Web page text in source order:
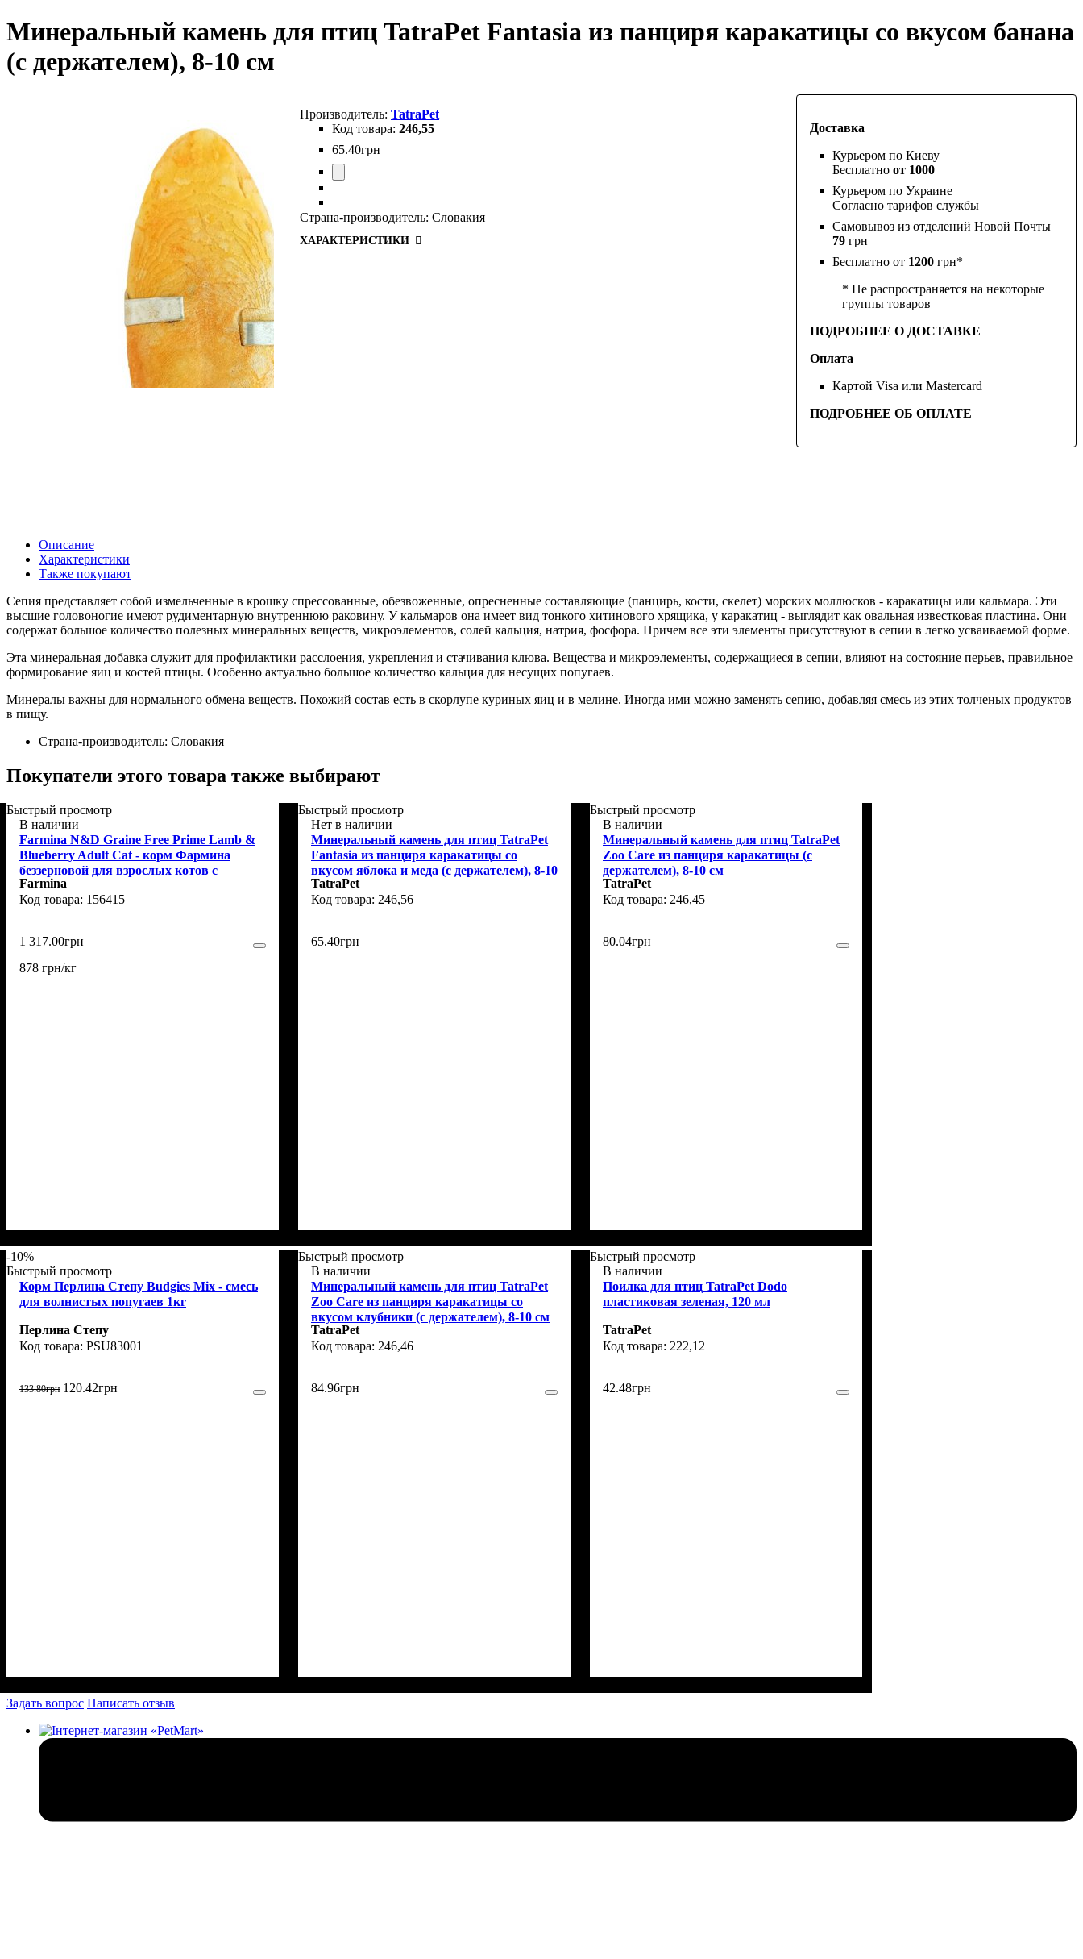
Минеральный камень для птиц TatraPet Fantasia из панциря каракатицы со вкусом банана
(с держателем), 8-10 см
Доставка
Курьером по Киеву
Бесплатно от 1000
Курьером по Украине
Согласно тарифов службы
Самовывоз из отделений Новой Почты
79 грн
Бесплатно от 1200 грн*
* Не распространяется на некоторые
группы товаров
ПОДРОБНЕЕ О ДОСТАВКЕ
Оплата
Картой Visa или Mastercard
ПОДРОБНЕЕ ОБ ОПЛАТЕ
TatraPet
246,55
65.40грн
Страна-производитель: Словакия
ХАРАКТЕРИСТИКИ
Описание
Характеристики
Также покупают
Сепия представляет собой измельченные в крошку спрессованные, обезвоженные, опресненные составляющие (панцирь, кости, скелет) морских моллюсков - каракатицы или кальмара. Эти
высшие головоногие имеют рудиментарную внутреннюю раковину. У кальмаров она имеет вид тонкого хитинового хрящика, у каракатиц - выглядит как овальная известковая пластина. Они
содержат большое количество полезных минеральных веществ, микроэлементов, солей кальция, натрия, фосфора. Причем все эти элементы присутствуют в сепии в легко усваиваемой форме.
Эта минеральная добавка служит для профилактики расслоения, укрепления и стачивания клюва. Вещества и микроэлементы, содержащиеся в сепии, влияют на состояние перьев, правильное
формирование яиц и костей птицы. Особенно актуально большое количество кальция для несущих попугаев.
Минералы важны для нормального обмена веществ. Похожий состав есть в скорлупе куриных яиц и в мелине. Иногда ими можно заменять сепию, добавляя смесь из этих толченых продуктов
в пищу.
Страна-производитель: Словакия
Покупатели этого товара также выбирают
Быстрый просмотр
В наличии
Farmina N&D Graine Free Prime Lamb &
Blueberry Adult Cat - корм Фармина
беззерновой для взрослых котов с
ягненком и черникой 1,5 кг
Farmina
156415
1 317.00грн
878 грн/кг
Быстрый просмотр
Нет в наличии
Минеральный камень для птиц TatraPet
Fantasia из панциря каракатицы со
вкусом яблока и меда (с держателем), 8-10
см
TatraPet
246,56
65.40грн
Быстрый просмотр
В наличии
Минеральный камень для птиц TatraPet
Zoo Care из панциря каракатицы (с
держателем), 8-10 см
TatraPet
246,45
80.04грн
-10%
Быстрый просмотр
Корм Перлина Степу Budgies Mix - смесь
для волнистых попугаев 1кг
Перлина Степу
PSU83001
133.80грн 120.42грн
Быстрый просмотр
В наличии
Минеральный камень для птиц TatraPet
Zoo Care из панциря каракатицы со
вкусом клубники (с держателем), 8-10 см
TatraPet
246,46
84.96грн
Быстрый просмотр
В наличии
Поилка для птиц TatraPet Dodo
пластиковая зеленая, 120 мл
TatraPet
222,12
42.48грн
Задать вопрос Написать отзыв